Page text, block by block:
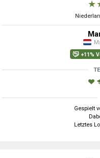
★
+11%
Gespielt
Letztes